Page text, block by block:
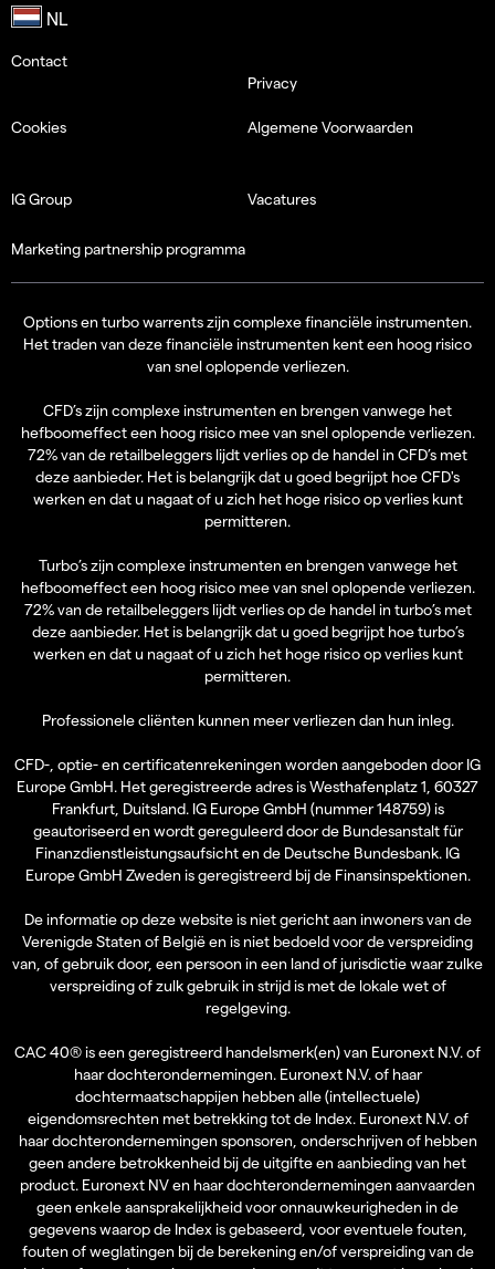
Contact
Privacy
Cookies Algemene Voorwaarden
IG Group Vacatures
Marketing partnership programma
Options en turbo warrents zijn complexe financiële instrumenten.
Het traden van deze financiële instrumenten kent een hoog risico
van snel oplopende verliezen.
CFD’s zijn complexe instrumenten en brengen vanwege het
hefboomeffect een hoog risico mee van snel oplopende verliezen.
72% van de retailbeleggers lijdt verlies op de handel in CFD’s met
deze aanbieder. Het is belangrijk dat u goed begrijpt hoe CFD's
werken en dat u nagaat of u zich het hoge risico op verlies kunt
permitteren.
Turbo’s zijn complexe instrumenten en brengen vanwege het
hefboomeffect een hoog risico mee van snel oplopende verliezen.
72% van de retailbeleggers lijdt verlies op de handel in turbo’s met
deze aanbieder. Het is belangrijk dat u goed begrijpt hoe turbo’s
werken en dat u nagaat of u zich het hoge risico op verlies kunt
permitteren.
Professionele cliënten kunnen meer verliezen dan hun inleg.
CFD-, optie- en certificatenrekeningen worden aangeboden door IG
Europe GmbH. Het geregistreerde adres is Westhafenplatz 1, 60327
Frankfurt, Duitsland. IG Europe GmbH (nummer 148759) is
geautoriseerd en wordt gereguleerd door de Bundesanstalt für
Finanzdienstleistungsaufsicht en de Deutsche Bundesbank. IG
Europe GmbH Zweden is geregistreerd bij de Finansinspektionen.
De informatie op deze website is niet gericht aan inwoners van de
Verenigde Staten of België en is niet bedoeld voor de verspreiding
van, of gebruik door, een persoon in een land of jurisdictie waar zulke
verspreiding of zulk gebruik in strijd is met de lokale wet of
regelgeving.
CAC 40® is een geregistreerd handelsmerk(en) van Euronext N.V. of
haar dochterondernemingen. Euronext N.V. of haar
dochtermaatschappijen hebben alle (intellectuele)
eigendomsrechten met betrekking tot de Index. Euronext N.V. of
haar dochterondernemingen sponsoren, onderschrijven of hebben
geen andere betrokkenheid bij de uitgifte en aanbieding van het
product. Euronext NV en haar dochterondernemingen aanvaarden
geen enkele aansprakelijkheid voor onnauwkeurigheden in de
gegevens waarop de Index is gebaseerd, voor eventuele fouten,
fouten of weglatingen bij de berekening en/of verspreiding van de